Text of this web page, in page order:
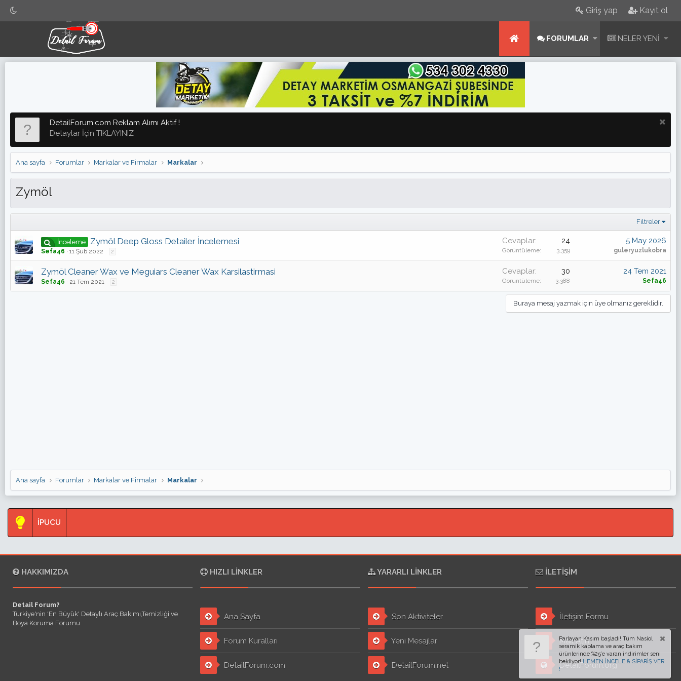
Giriş yap Kayıt ol
FORUMLAR NELER YENI
DetailForum.com Reklam Alımı Aktif !
Detaylar İçin TIKLAYINIZ
Ana sayfa Forumlar Markalar ve Firmalar Markalar
Zymöl
Filtreler
İnceleme Zymöl Deep Gloss Detailer İncelemesi
Sefa46 11 Şub 2022 2
Cevaplar 24
Görüntüleme 3,359
5 May 2026
guleryuzlukobra
Zymöl Cleaner Wax ve Meguiars Cleaner Wax Karsilastirmasi
Sefa46 21 Tem 2021 2
Cevaplar 30
Görüntüleme 3,388
24 Tem 2021
Sefa46
Buraya mesaj yazmak için üye olmanız gereklidir.
Ana sayfa Forumlar Markalar ve Firmalar Markalar
İPUCU
HAKKIMIZDA
Detail Forum?
Türkiye'nin 'En Büyük' Detaylı Araç Bakımı,Temizliği ve
Boya Koruma Forumu
HIZLI LINKLER
Ana Sayfa
Forum Kuralları
DetailForum.com
YARARLI LINKLER
Son Aktiviteler
Yeni Mesajlar
DetailForum.net
İLETIŞIM
İletişim Formu
Mail Atın
DetailForum.org
Parlayan Kasım başladı! Tüm Nasiol
seramik kaplama ve araç bakım
ürünlerinde %25’e varan indirimler seni
bekliyor!HEMEN İNCELE & SİPARİŞ VER
!